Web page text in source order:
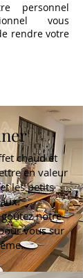
personnel
vous
rendre votre
chaud et
en valeur
les petits
notre
vous sur